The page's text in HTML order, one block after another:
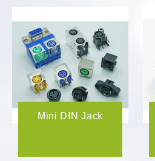
Mini DIN Jack